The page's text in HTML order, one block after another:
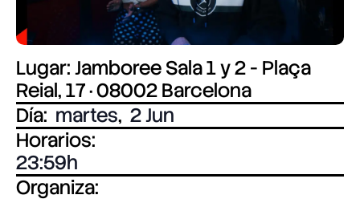
Lugar: Jamboree Sala 1 y 2 - Plaça
Reial, 17 · 08002 Barcelona
Día: martes, 2 Jun
Horarios:
23:59
Organiza: